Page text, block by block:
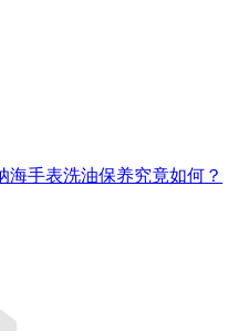
手表洗油保养究竟如何？